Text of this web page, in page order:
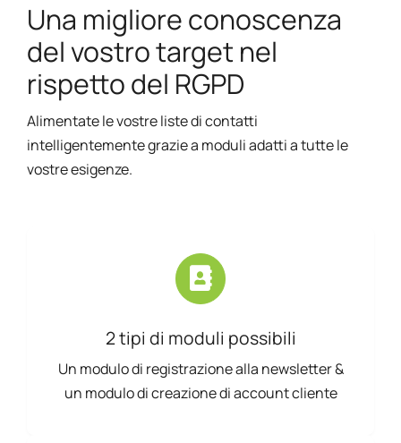
Una migliore conoscenza
del vostro target nel
rispetto del RGPD
Alimentate le vostre liste di contatti
intelligentemente grazie a moduli adatti a tutte le
vostre esigenze.
2 tipi di moduli possibili
Un modulo di registrazione alla newsletter &
un modulo di creazione di account cliente